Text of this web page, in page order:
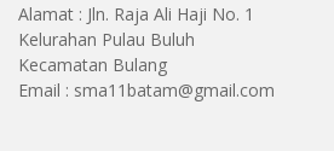
Alamat : Jln. Raja Ali Haji No. 1
Kelurahan Pulau Buluh
Kecamatan Bulang
Email : sma11batam@gmail.com